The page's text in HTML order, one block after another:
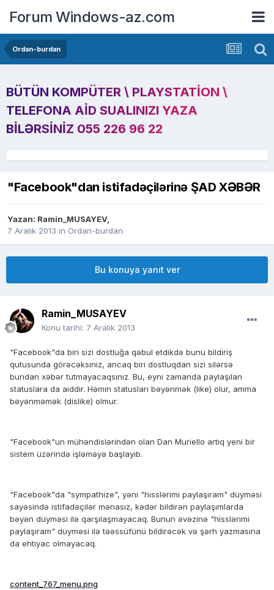
Forum Windows-az.com
Ordan-burdan
BÜTÜN KOMPÜTER \ PLAYSTATION \
TELEFONA AID SUALINIZI YAZA
BILƏRSINIZ 055 226 96 22
"Facebook"dan istifadəçilərinə ŞAD XƏBƏR
Yazan: Ramin_MUSAYEV,
7 Aralık 2013 in Ordan-burdan
Bu konuya yanıt ver
Ramin_MUSAYEV
Konu tarihi: 7 Aralık 2013
"Facebook"da biri sizi dostluğa qəbul etdikdə bunu bildiriş
qutusunda görəcəksiniz, ancaq biri dostluqdan sizi silərsə
bundan xəbər tutmayacaqsınız. Bu, eyni zamanda paylaşılan
statuslara da aiddir. Həmin statusları bəyənmək (like) olur, amma
bəyənməmək (dislike) olmur.
"Facebook"un mühəndislərindən olan Dan Muriello artıq yeni bir
sistem üzərində işləməyə başlayıb.
"Facebook"da "sympathize", yəni "hisslərimi paylaşıram" düyməsi
sayəsində istifadəçilər mənasız, kədər bildirən paylaşımlarda
bəyən düyməsi ilə qarşılaşmayacaq. Bunun əvəzinə "hisslərimi
paylaşıram" düyməsi ilə təəssüfünü bildirəcək və şərh yazmasına
da ehtiyac olmayacaq.
content_767_menu.png